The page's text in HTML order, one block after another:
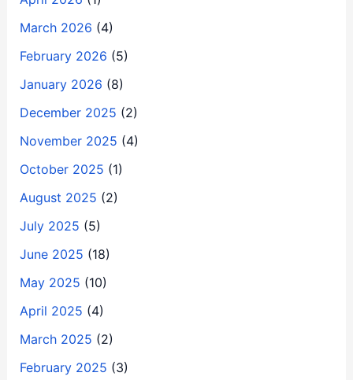
March 2026 (4)
February 2026 (5)
January 2026 (8)
December 2025 (2)
November 2025 (4)
October 2025 (1)
August 2025 (2)
July 2025 (5)
June 2025 (18)
May 2025 (10)
April 2025 (4)
March 2025 (2)
February 2025 (3)